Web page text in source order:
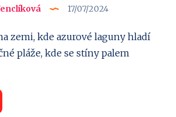
17/07/2024
zemi, kde azurové laguny hladí
pláže, kde se stíny palem